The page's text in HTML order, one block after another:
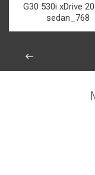
G30 530i xDrive
sedan_768